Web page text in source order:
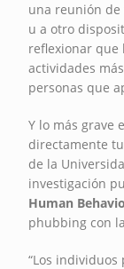
una reunión
u a otro
reflexionar que
actividades
personas que
Y lo más grave
directamente
de la
investigación
Human
phubbing con
“Los